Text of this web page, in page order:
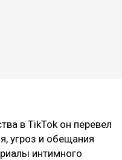
в TikTok он перевел
угроз и обещания
интимного